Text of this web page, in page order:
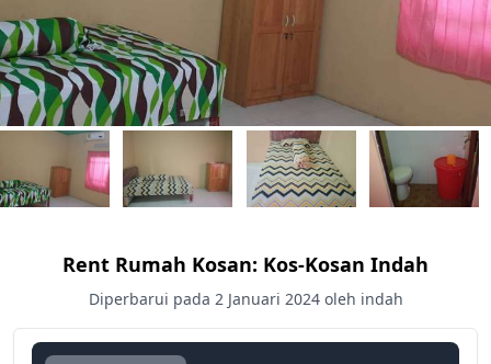
Rent Rumah Kosan: Kos-Kosan Indah
Diperbarui pada 2 Januari 2024 oleh indah